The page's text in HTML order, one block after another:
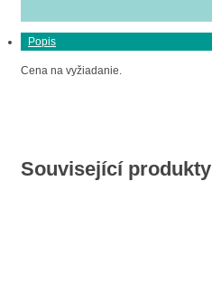
Popis
Cena na vyžiadanie.
Související produkty